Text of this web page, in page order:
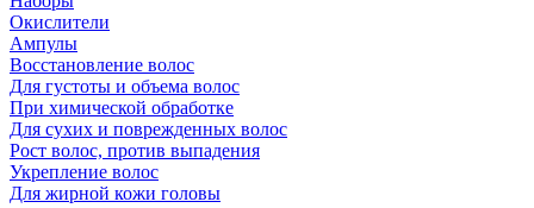
Окислители
Ампулы
Восстановление волос
Для густоты и объема волос
При химической обработке
Для сухих и поврежденных волос
Рост волос, против выпадения
Укрепление волос
Для жирной кожи головы